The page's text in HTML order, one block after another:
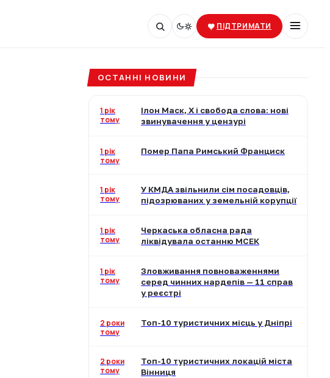
ПІДТРИМАТИ
ОСТАННІ НОВИНИ
1 рік
тому
Ілон Маск, X і свобода слова: нові
звинувачення у цензурі
1 рік
тому
Помер Папа Римський Франциск
1 рік
тому
У КМДА звільнили сім посадовців,
підозрюваних у земельній корупції
1 рік
тому
Черкаська обласна рада
ліквідувала останню МСЕК
1 рік
тому
Зловживання повноваженнями
серед чинних нардепів — 11 справ
у реєстрі
2 роки
тому
Топ-10 туристичних місць у Дніпрі
2 роки
тому
Топ-10 туристичних локацій міста
Вінниця